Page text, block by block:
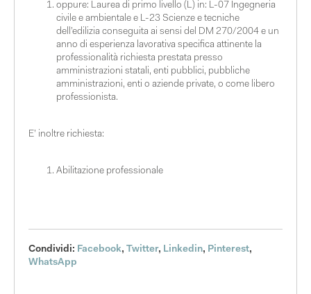
oppure: Laurea di primo livello (L) in: L-07 Ingegneria
civile e ambientale e L-23 Scienze e tecniche
dell’edilizia conseguita ai sensi del DM 270/2004 e un
anno di esperienza lavorativa specifica attinente la
professionalità richiesta prestata presso
amministrazioni statali, enti pubblici, pubbliche
amministrazioni, enti o aziende private, o come libero
professionista.
E’ inoltre richiesta:
Abilitazione professionale
Condividi: Facebook, Twitter, Linkedin, Pinterest,
WhatsApp